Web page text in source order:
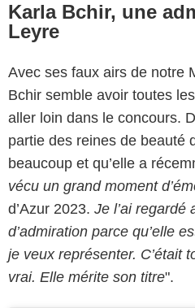
Karla Bchir, une
Leyre
Avec ses faux airs de notre
Bchir semble avoir toutes
aller loin dans le concours.
partie des reines de beauté
beaucoup et qu’elle a
vécu un grand moment
d’Azur 2023. Je l’ai regardé
d’admiration parce qu’elle
je veux représenter. C’était
vrai. Elle mérite son titre".